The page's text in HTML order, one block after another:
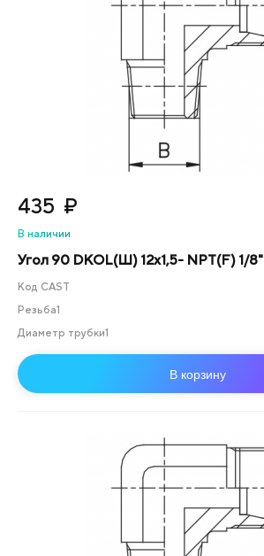
435 ₽
В наличии
Угол 90 DKOL(Ш) 12x1,5- NPT(F) 1/8"
Код CAST
Резьба1
Диаметр трубки1
В корзину